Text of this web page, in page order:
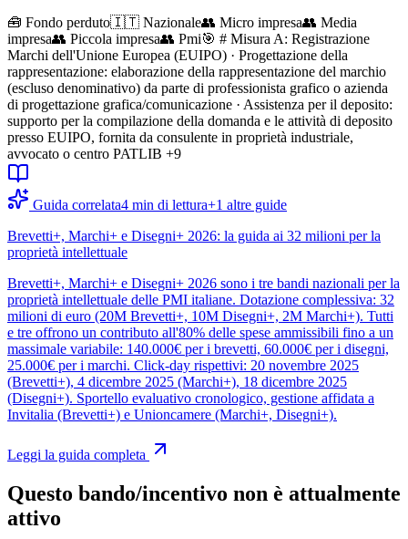
🧰 Fondo perduto🇮🇹 Nazionale👥 Micro impresa👥 Media
impresa👥 Piccola impresa👥 Pmi🎯 # Misura A: Registrazione
Marchi dell'Unione Europea (EUIPO) · Progettazione della
rappresentazione: elaborazione della rappresentazione del marchio
(escluso denominativo) da parte di professionista grafico o azienda
di progettazione grafica/comunicazione · Assistenza per il deposito:
supporto per la compilazione della domanda e le attività di deposito
presso EUIPO, fornita da consulente in proprietà industriale,
avvocato o centro PATLIB +9
Guida correlata4 min di lettura+1 altre guide
Brevetti+, Marchi+ e Disegni+ 2026: la guida ai 32 milioni per la
proprietà intellettuale
Brevetti+, Marchi+ e Disegni+ 2026 sono i tre bandi nazionali per la
proprietà intellettuale delle PMI italiane. Dotazione complessiva: 32
milioni di euro (20M Brevetti+, 10M Disegni+, 2M Marchi+). Tutti
e tre offrono un contributo all'80% delle spese ammissibili fino a un
massimale variabile: 140.000€ per i brevetti, 60.000€ per i disegni,
25.000€ per i marchi. Click-day rispettivi: 20 novembre 2025
(Brevetti+), 4 dicembre 2025 (Marchi+), 18 dicembre 2025
(Disegni+). Sportello evaluativo cronologico, gestione affidata a
Invitalia (Brevetti+) e Unioncamere (Marchi+, Disegni+).
Leggi la guida completa
Questo bando/incentivo non è attualmente
attivo